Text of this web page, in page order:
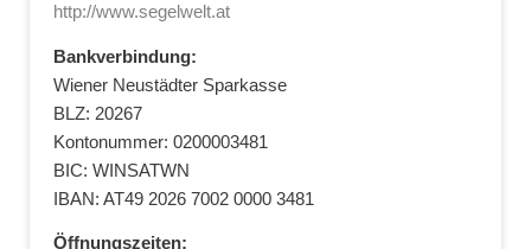
http://www.segelwelt.at
Bankverbindung:
Wiener Neustädter Sparkasse
BLZ: 20267
Kontonummer: 0200003481
BIC: WINSATWN
IBAN: AT49 2026 7002 0000 3481
Öffnungszeiten: